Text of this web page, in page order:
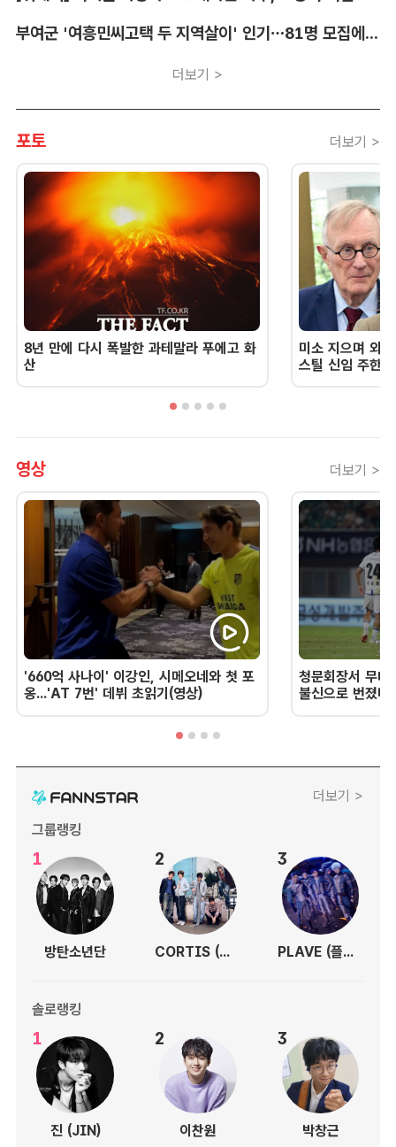
부여군 '여흥민씨고택 두 지역살이' 인기…81명 모집에 712명 몰려
더보기 >
포토 더보기 >
8년 만에 다시 폭발한 과테말라 푸에고 화
산
미소 지으며 외
스틸 신임 주한
영상 더보기 >
'660억 사나이' 이강인, 시메오네와 첫 포
옹...'AT 7번' 데뷔 초읽기(영상)
청문회장서 무너
불신으로 번졌
더보기 >
그룹랭킹
1
방탄소년단
2
CORTIS (코르티스)
3
PLAVE (플레이브)
솔로랭킹
1
진 (JIN)
2
이찬원
3
박창근